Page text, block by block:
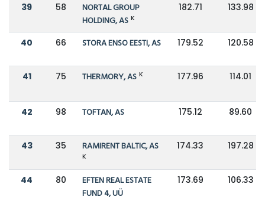
39 58
NORTAL GROUP
HOLDING, AS K
182.71 133.98
40 66 STORA ENSO EESTI, AS 179.52 120.58
41 75 THERMORY, AS K 177.96 114.01
42 98 TOFTAN, AS 175.12 89.60
43 35 RAMIRENT BALTIC, AS
K
174.33 197.28
44 80
EFTEN REAL ESTATE
FUND 4, UÜ
173.69 106.33